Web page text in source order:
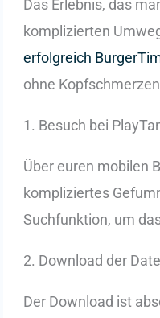
Das Erlebnis, das
komplizierten
erfolgreich
ohne
1. Besuch bei
Über euren mobilen
kompliziertes
Suchfunktion, um
2. Download der
Der Download ist